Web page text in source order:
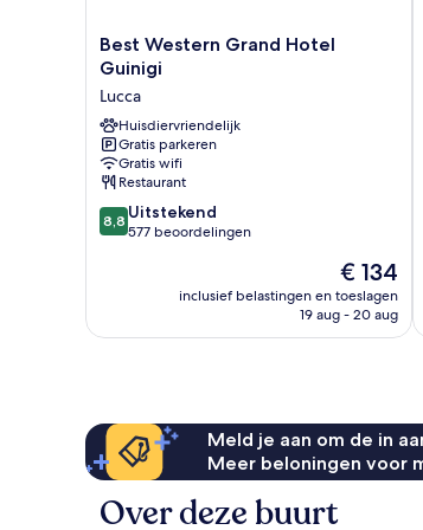
Best
Western
Hotel
Guinigi
Lucca
Best Western Grand Hotel
Guinigi
Lucca
Huisdiervriendelijk
Gratis parkeren
Gratis wifi
Restaurant
8.8
van
8,8 Uitstekend
577 beoordelingen
De
prijs
is
€ 134
inclusief belastingen en toeslagen
19 aug - 20 aug
Meld je aan om de in
Meer beloningen voor
Over deze buurt